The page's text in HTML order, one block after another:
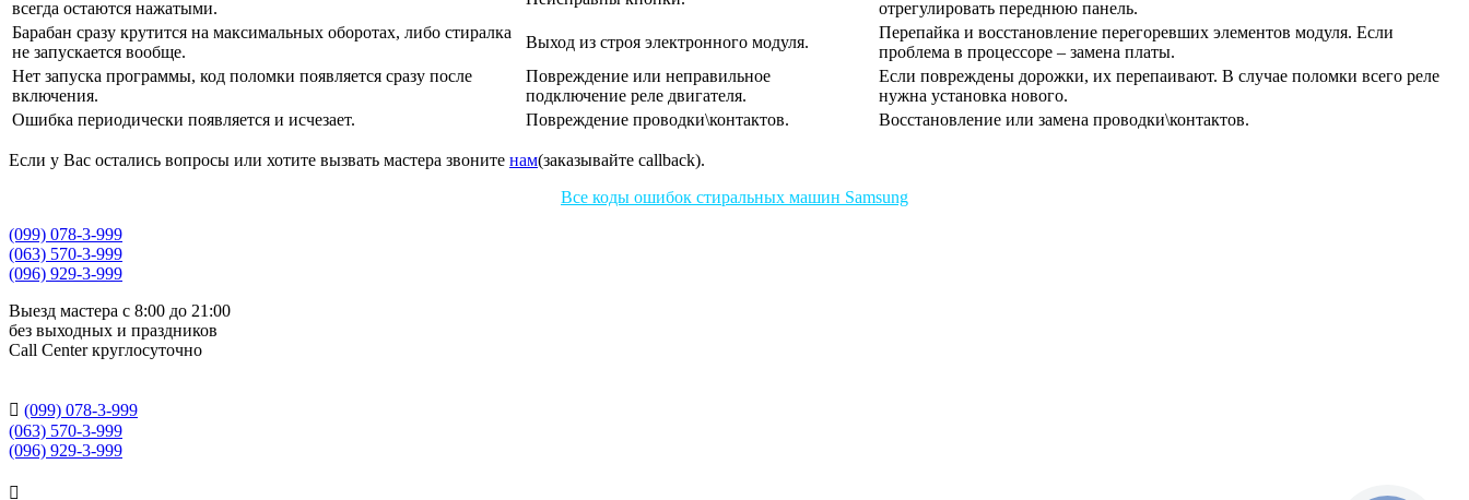
всегда остаются нажатыми.
отрегулировать переднюю панель.
Барабан сразу крутится на максимальных оборотах, либо стиралка
не запускается вообще.
Выход из строя электронного модуля.
Перепайка и восстановление перегоревших элементов модуля. Если
проблема в процессоре – замена платы.
Нет запуска программы, код поломки появляется сразу после
включения.
Повреждение или неправильное
подключение реле двигателя.
Если повреждены дорожки, их перепаивают. В случае поломки всего реле
нужна установка нового.
Ошибка периодически появляется и исчезает.
Повреждение проводки\контактов. Восстановление или замена проводки\контактов.
Если у Вас остались вопросы или хотите вызвать мастера звоните нам(заказывайте callback).
Все коды ошибок стиральных машин Samsung
(099) 078-3-999
(063) 570-3-999
(096) 929-3-999
Выезд мастера с 8:00 до 21:00
без выходных и праздников
Сall Сenter круглосуточно
 (099) 078-3-999
(063) 570-3-999
(096) 929-3-999
